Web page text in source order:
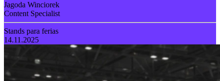
Jagoda Winciorek
Content Specialist
Stands para ferias
14.11.2025